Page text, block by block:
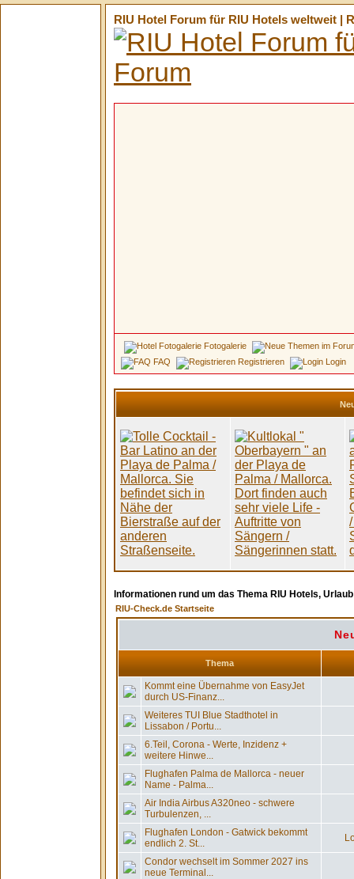
RIU Hotel Forum für RIU Hotels weltweit |
Fotogalerie
FAQ
Registrieren Login
Informationen rund um das Thema RIU Hotels,
RIU-Check.de Startseite
Thema
Kommt eine Übernahme von EasyJet
durch US-Finanz...
Weiteres TUI Blue Stadthotel in
Lissabon / Portu...
6.Teil, Corona - Werte, Inzidenz +
weitere Hinwe...
Flughafen Palma de Mallorca - neuer
Name - Palma...
Air India Airbus A320neo - schwere
Turbulenzen, ...
Flughafen London - Gatwick bekommt
endlich 2. St...
Condor wechselt im Sommer 2027 ins
neue Terminal...